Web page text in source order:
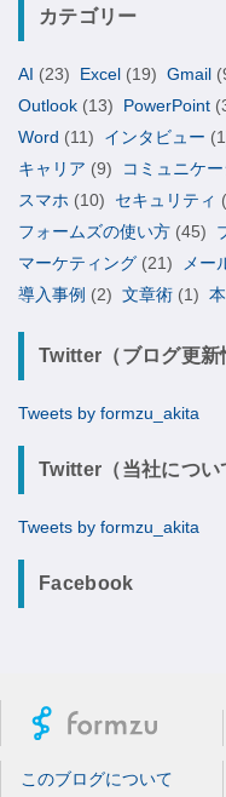
カテゴリー
AI (23) Excel (19) Gmail
Outlook (13) PowerPoint
Word (11) インタビュー
キャリア (9) コミュニケ
スマホ (10) セキュリティ
フォームズの使い方 (45)
マーケティング (21) メー
導入事例 (2) 文章術 (1) 本
Twitter（ブログ更新
Tweets by formzu_akita
Twitter（当社につい
Tweets by formzu_akita
Facebook
このブログについて